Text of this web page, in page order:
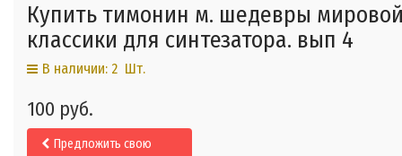
Купить тимонин м. шедевры
классики для синтезатора. вып 4
В наличии: 2 Шт.
100 руб.
Предложить свою